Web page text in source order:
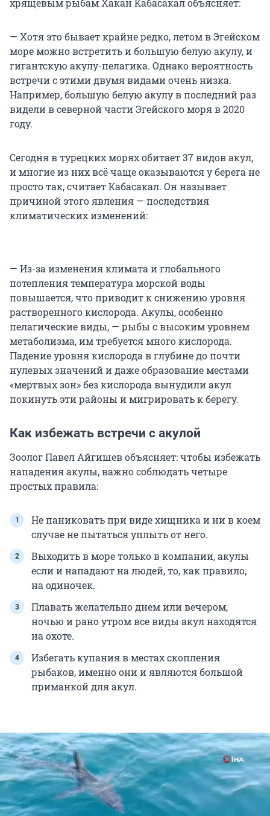
хрящевым рыбам Хакан Кабасакал объясняет:
— Хотя это бывает крайне редко, летом в Эгейском
море можно встретить и большую белую акулу, и
гигантскую акулу-пелагика. Однако вероятность
встречи с этими двумя видами очень низка.
Например, большую белую акулу в последний раз
видели в северной части Эгейского моря в 2020
году.
Сегодня в турецких морях обитает 37 видов акул,
и многие из них всё чаще оказываются у берега не
просто так, считает Кабасакал. Он называет
причиной этого явления — последствия
климатических изменений:
— Из-за изменения климата и глобального
потепления температура морской воды
повышается, что приводит к снижению уровня
растворенного кислорода. Акулы, особенно
пелагические виды, — рыбы с высоким уровнем
метаболизма, им требуется много кислорода.
Падение уровня кислорода в глубине до почти
нулевых значений и даже образование местами
«мертвых зон» без кислорода вынудили акул
покинуть эти районы и мигрировать к берегу.
Как избежать встречи с акулой
Зоолог Павел Айгишев объясняет: чтобы избежать
нападения акулы, важно соблюдать четыре
простых правила:
Не паниковать при виде хищника и ни в коем
случае не пытаться уплыть от него.
Выходить в море только в компании, акулы
если и нападают на людей, то, как правило,
на одиночек.
Плавать желательно днем или вечером,
ночью и рано утром все виды акул находятся
на охоте.
Избегать купания в местах скопления
рыбаков, именно они и являются большой
приманкой для акул.